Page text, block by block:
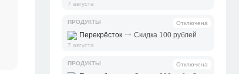
7 августа
ПРОДУКТЫ Отключена
Перекрёсток ⤑ Скидка 100 рублей
7 августа
ПРОДУКТЫ Отключена